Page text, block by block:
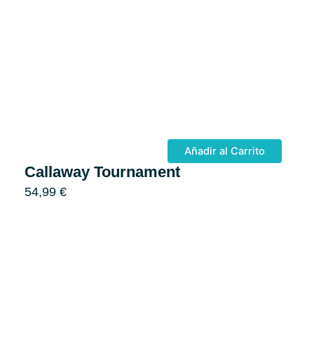
Añadir al Carrito
Callaway Tournament
54,99 €